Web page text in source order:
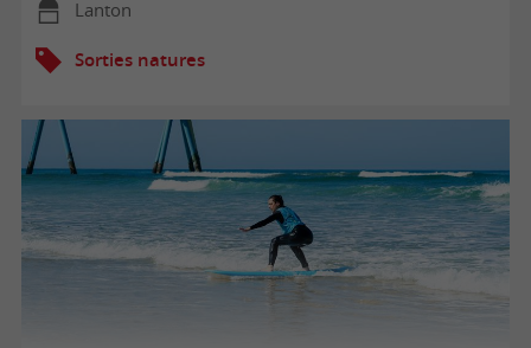
Lanton
Sorties natures